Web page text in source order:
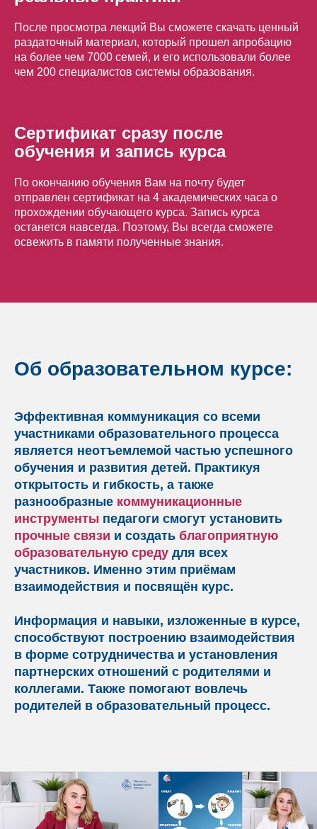
После просмотра лекций Вы сможете скачать ценный
раздаточный материал, который прошел апробацию
на более чем 7000 семей, и его использовали более
чем 200 специалистов системы образования.
Сертификат сразу после
обучения и запись курса
По окончанию обучения Вам на почту будет
отправлен сертификат на 4 академических часа о
прохождении обучающего курса. Запись курса
останется навсегда. Поэтому, Вы всегда сможете
освежить в памяти полученные знания.
Об образовательном курсе:
Эффективная коммуникация со всеми
участниками образовательного процесса
является неотъемлемой частью успешного
обучения и развития детей. Практикуя
открытость и гибкость, а также
разнообразные коммуникационные
инструменты педагоги смогут установить
прочные связи и создать благоприятную
образовательную среду для всех
участников. Именно этим приёмам
взаимодействия и посвящён курс.
Информация и навыки, изложенные в курсе,
способствуют построению взаимодействия
в форме сотрудничества и установления
партнерских отношений с родителями и
коллегами. Также помогают вовлечь
родителей в образовательный процесс.